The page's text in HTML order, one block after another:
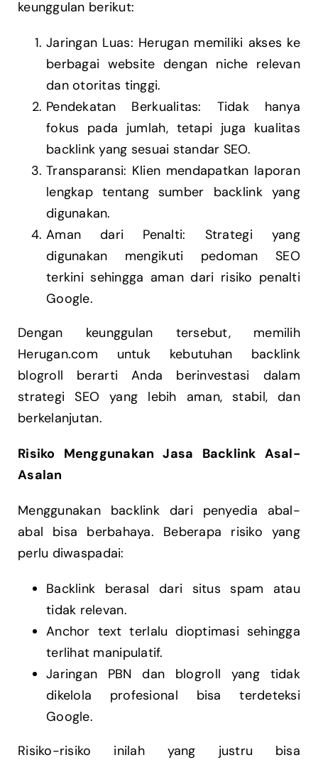
keunggulan berikut:
Jaringan Luas: Herugan memiliki akses ke
berbagai website dengan niche relevan
dan otoritas tinggi.
Pendekatan Berkualitas: Tidak hanya
fokus pada jumlah, tetapi juga kualitas
backlink yang sesuai standar SEO.
Transparansi: Klien mendapatkan laporan
lengkap tentang sumber backlink yang
digunakan.
Aman dari Penalti: Strategi yang
digunakan mengikuti pedoman SEO
terkini sehingga aman dari risiko penalti
Google.
Dengan keunggulan tersebut, memilih
Herugan.com untuk kebutuhan backlink
blogroll berarti Anda berinvestasi dalam
strategi SEO yang lebih aman, stabil, dan
berkelanjutan.
Risiko Menggunakan Jasa Backlink Asal-
Asalan
Menggunakan backlink dari penyedia abal-
abal bisa berbahaya. Beberapa risiko yang
perlu diwaspadai:
Backlink berasal dari situs spam atau
tidak relevan.
Anchor text terlalu dioptimasi sehingga
terlihat manipulatif.
Jaringan PBN dan blogroll yang tidak
dikelola profesional bisa terdeteksi
Google.
Risiko-risiko inilah yang justru bisa